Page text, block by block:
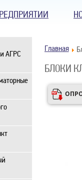
АГРС
Главная
БЛОКИ